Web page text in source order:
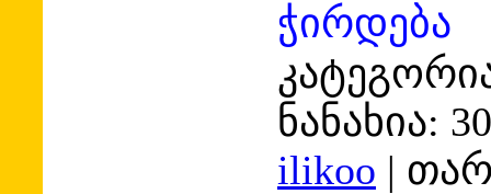
ჭირდება
ნანახია:
ilikoo |